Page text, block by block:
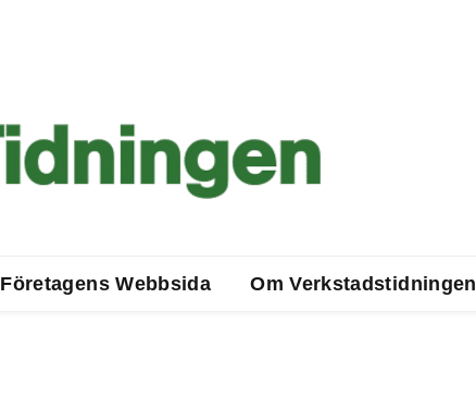
Företagens Webbsida Om Verkstadstidningen